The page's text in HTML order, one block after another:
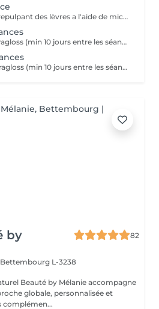
Traitement hydratant et repulpant des lèvres a l'aide de micro aiguilles et d'acide hyaluronique.
Cure de 2 séances d'Hydragloss (min 10 jours entre les séances pour un résultat optimal)
Cure de 4 séances d'Hydragloss (min 10 jours entre les séances pour un résultat optimal)
by
82
Bettembourg L-3238
Beauté by Mélanie accompagne
globale, personnalisée et
complémen...